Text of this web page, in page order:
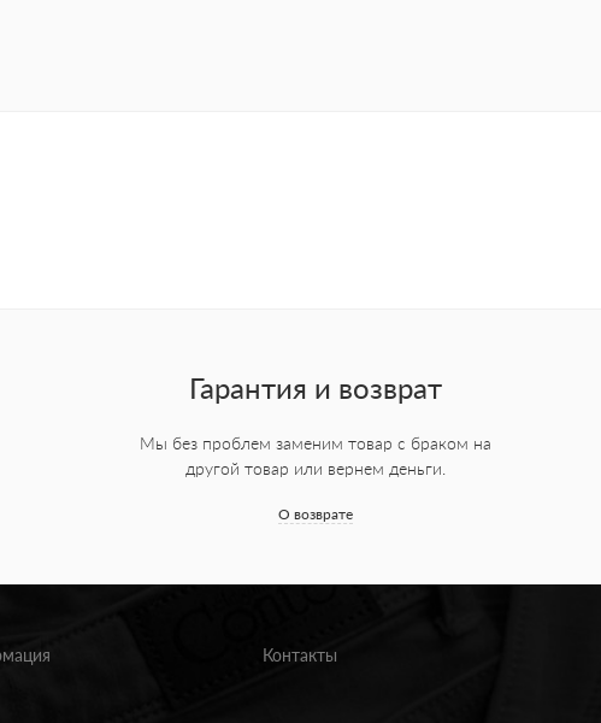
Гарантия и возврат
Мы без проблем заменим товар с браком на
другой товар или вернем деньги.
О возврате
Контакты